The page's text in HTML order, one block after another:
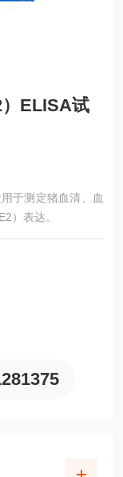
ELISA试
于测定猪血清、血
）表达。